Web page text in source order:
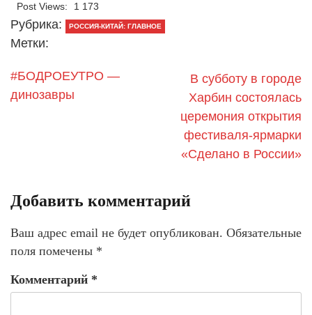
Post Views: 1 173
Рубрика: РОССИЯ-КИТАЙ: ГЛАВНОЕ
Метки:
#БОДРОЕУТРО —
динозавры
В субботу в городе
Харбин состоялась
церемония открытия
фестиваля-ярмарки
«Сделано в России»
Добавить комментарий
Ваш адрес email не будет опубликован. Обязательные
поля помечены *
Комментарий *